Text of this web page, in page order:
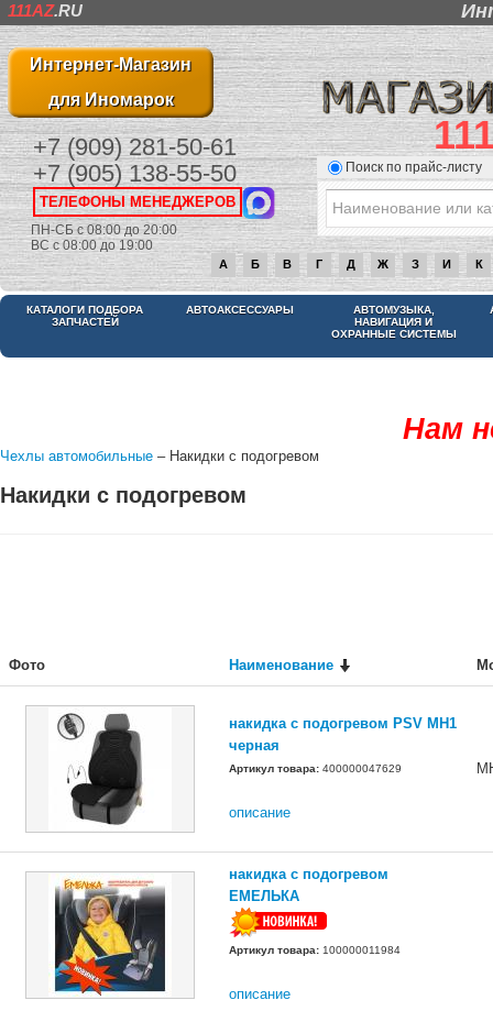
111AZ.RU
Интернет-Магазин
для Иномарок
+7 (909) 281-50-61
+7 (905) 138-55-50
ТЕЛЕФОНЫ МЕНЕДЖЕРОВ
ПН-СБ с 08:00 до 20:00
ВС с 08:00 до 19:00
Поиск по прайс-листу
А Б В Г Д Ж З И К
КАТАЛОГИ ПОДБОРА
ЗАПЧАСТЕЙ
АВТОАКСЕССУАРЫ
АВТОМУЗЫКА,
НАВИГАЦИЯ И
ОХРАННЫЕ СИСТЕМЫ
Нам
Чехлы автомобильные – Накидки с подогревом
Накидки с подогревом
Фото Наименование
накидка c подогревом PSV MH1
черная
Артикул товара: 400000047629
описание
накидка c подогревом
ЕМЕЛЬКА
Артикул товара: 100000011984
описание